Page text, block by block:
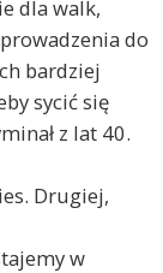
dla walk,
do
bardziej
sycić się
z lat 40.
Drugiej,
w